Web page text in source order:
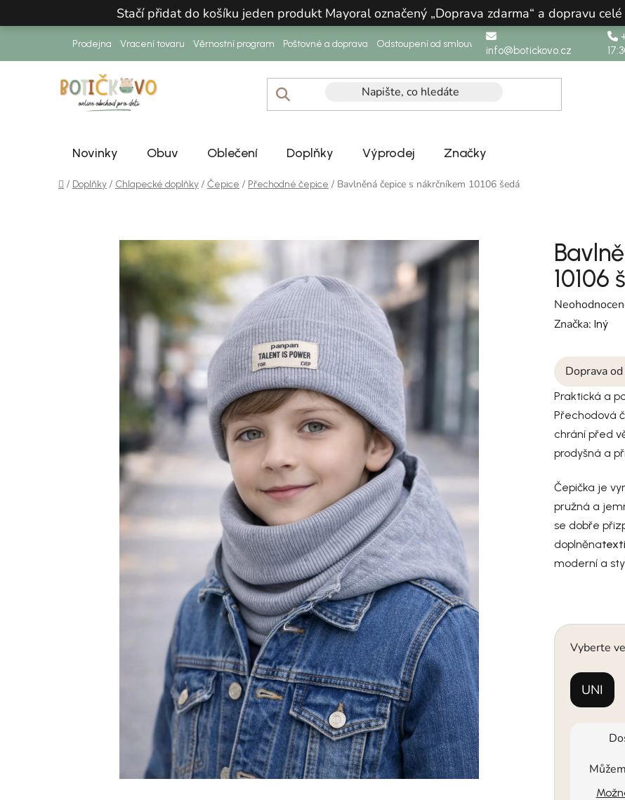
Stačí přidat do košíku jeden produkt Mayoral označený „Doprava zdarma“ a dopravu
Prodejna Vracení tovaru Věrnostní program Poštovné a doprava Odstoupení od smlouvy info@botickovo.cz
Novinky Obuv Oblečení Doplňky Výprodej Značky
Domů
/ Doplňky / Chlapecké doplňky / Čepice / Přechodné čepice / Bavlněná čepice s nákrčníkem 10106 šedá
10106
Průměrné
Značka:Iný
Doprava
Praktická a
Přechodová
chrání před
prodyšná a
Čepička je
pružná a
se dobře
doplněna
moderní a
Vyberte
UNI